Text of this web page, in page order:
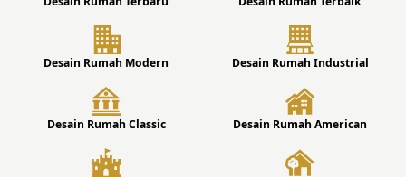
Desain Rumah Modern Desain Rumah Industrial
Desain Rumah Classic Desain Rumah American